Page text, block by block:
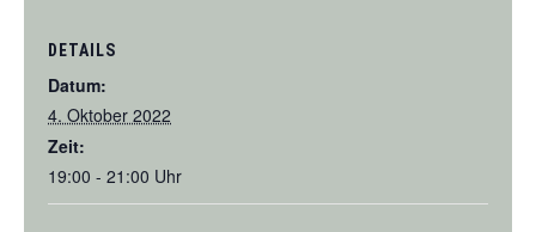
DETAILS
Datum:
4. Oktober 2022
Zeit:
19:00 - 21:00